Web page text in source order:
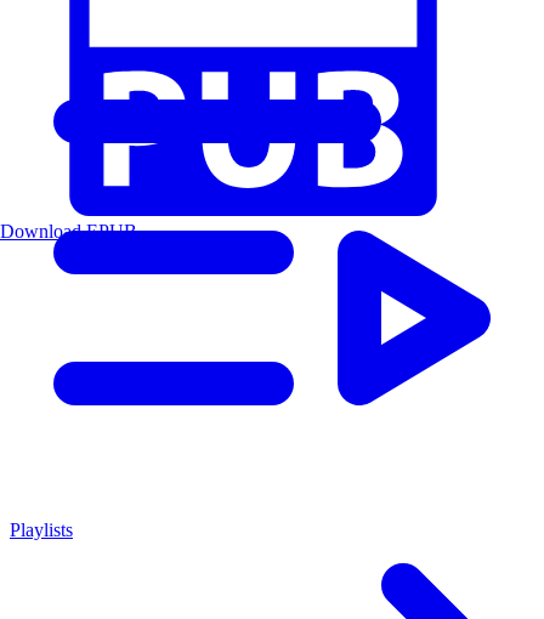
Playlists
Download EPUB